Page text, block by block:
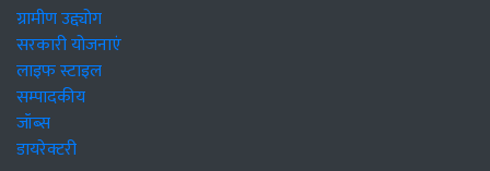
ग्रामीण उद्द्योग
सरकारी योजनाएं
लाइफ स्टाइल
सम्पादकीय
जॉब्स
डायरेक्टरी